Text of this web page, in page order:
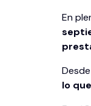
En
lo